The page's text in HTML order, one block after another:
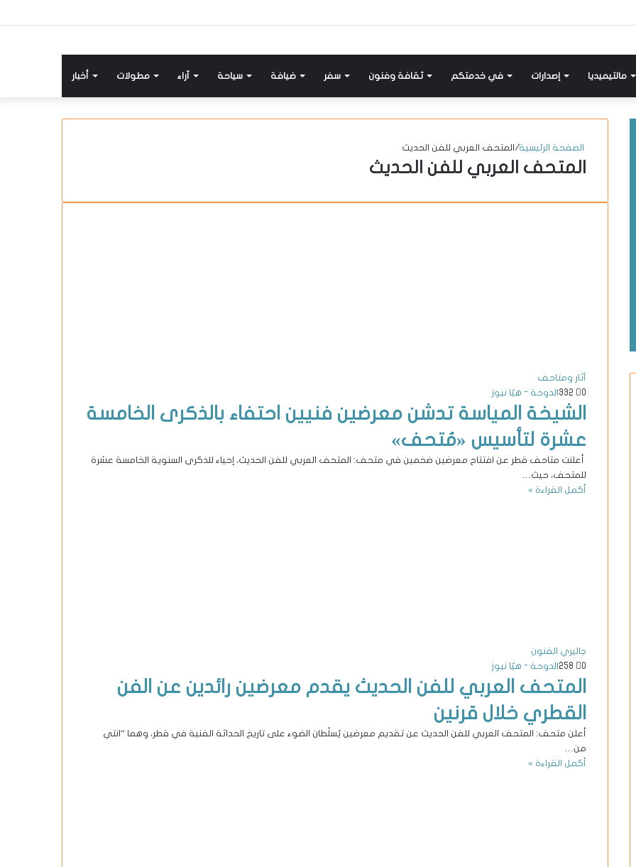
أخبار مطولات آراء سياحة ضيافة سفر ثقافة وفنون في خدمتكم إصدارات مالتيميديا
الصفحة الرئيسية/ المتحف العربي للفن الحديث
المتحف العربي للفن الحديث
آثار ومتاحف
الدوحة - هيّا نيوز
0
الشيخة المياسة تدشن معرضين فنيين احتفاء بالذكرى الخامسة
عشرة لتأسيس «مُتحف»
أعلنت متاحف قطر عن افتتاح معرضين ضخمين في متحف: المتحف العربي للفن الحديث، إحياء للذكرى السنوية الخامسة عشرة
للمتحف، حيث…
أكمل القراءة »
جاليري الفنون
الدوحة - هيّا نيوز
0
المتحف العربي للفن الحديث يقدم معرضين رائدين عن الفن
القطري خلال قرنين
أعلن متحف: المتحف العربي للفن الحديث عن تقديم معرضين يُسلّطان الضوء على تاريخ الحداثة الفنية في قطر، وهما “انتي
من…
أكمل القراءة »